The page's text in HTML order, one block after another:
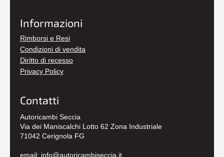
Informazioni
Rimborsi e Resi
Condizioni di vendita
Diritto di recesso
Privacy Policy
Contatti
Autoricambi Seccia
Via dei Maniscalchi Lotto 62 Zona Industriale
71042 Cerignola FG
email: info@autoricambiseccia.it